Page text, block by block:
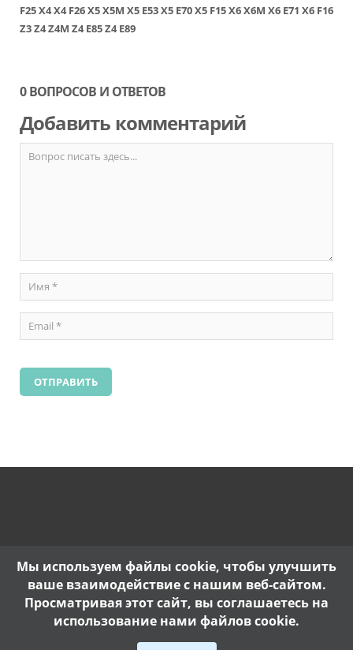
F25X4X4 F26X5X5M X5 E53X5 E70X5 F15X6X6M X6 E71 X6 F16
Z3Z4Z4M Z4 E85Z4 E89
0 ВОПРОСОВ И ОТВЕТОВ
Добавить комментарий
Мы используем файлы cookie, чтобы улучшить
ваше взаимодействие с нашим веб-сайтом.
Просматривая этот сайт, вы соглашаетесь на
использование нами файлов cookie.